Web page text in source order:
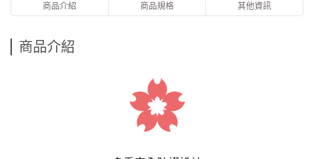
商品介紹 商品規格 其他資訊
商品介紹